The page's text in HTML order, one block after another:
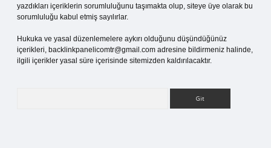
yazdıkları içeriklerin sorumluluğunu taşımakta olup, siteye üye olarak bu
sorumluluğu kabul etmiş sayılırlar.
Hukuka ve yasal düzenlemelere aykırı olduğunu düşündüğünüz
içerikleri, backlinkpanelicomtr@gmail.com adresine bildirmeniz halinde,
ilgili içerikler yasal süre içerisinde sitemizden kaldırılacaktır.